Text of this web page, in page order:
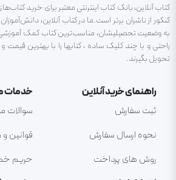
کتاب آنلاین، بانک کتاب اینترنتی معتبر برای خرید
کنکور از ناشران برتر است.ما در کتاب آنلاین،
به وضعیت تحصیلیشان، مناسب‌ترین کتاب کمک آموزشی
راحتی و با چند کلیک ساده ، کتابها را با بهترین
تحویل بگیرند.
راهنمای خرید آنلاین
ثبت سفارش
نحوه ارسال سفارش
روش های پرداخت
خدمات
سوالات
قوانین و
حریم